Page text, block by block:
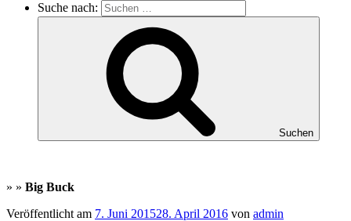
Suche nach:
Suchen
» » Big Buck
Veröffentlicht am 7. Juni 201528. April 2016 von admin